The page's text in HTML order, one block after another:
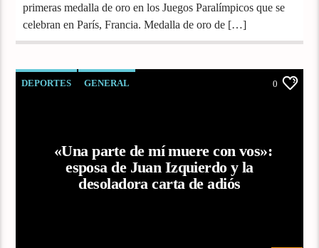
primeras medalla de oro en los Juegos Paralímpicos que se
celebran en París, Francia. Medalla de oro de […]
DEPORTES GENERAL 0
«Una parte de mí muere con vos»:
esposa de Juan Izquierdo y la
desoladora carta de adiós